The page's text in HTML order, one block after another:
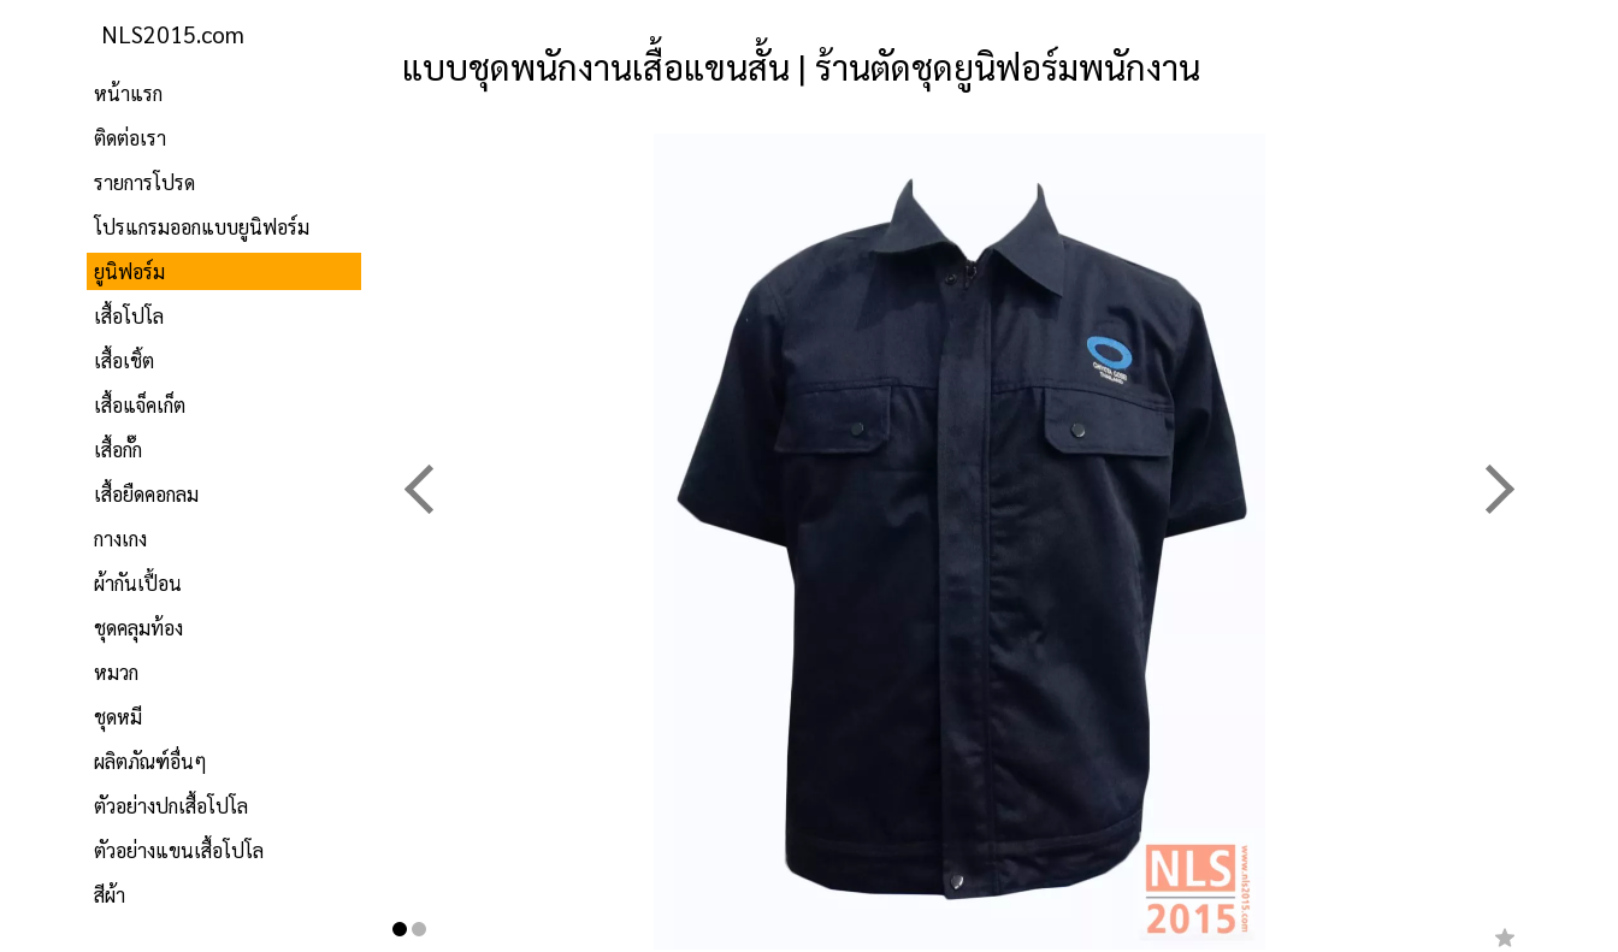
NLS2015.com
หน้าแรก
ติดต่อเรา
รายการโปรด
โปรแกรมออกแบบยูนิฟอร์ม
ยูนิฟอร์ม
เสื้อโปโล
เสื้อเชิ้ต
เสื้อแจ็คเก็ต
เสื้อกั๊ก
เสื้อยืดคอกลม
กางเกง
ผ้ากันเปื้อน
ชุดคลุมท้อง
หมวก
ชุดหมี
ผลิตภัณฑ์อื่นๆ
ตัวอย่างปกเสื้อโปโล
ตัวอย่างแขนเสื้อโปโล
สีผ้า
แบบชุดพนักงานเสื้อแขนสั้น | ร้านตัดชุดยูนิฟอร์มพนักงาน